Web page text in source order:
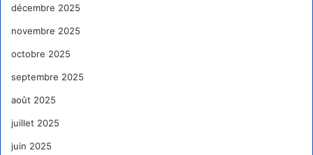
décembre 2025
novembre 2025
octobre 2025
septembre 2025
août 2025
juillet 2025
juin 2025